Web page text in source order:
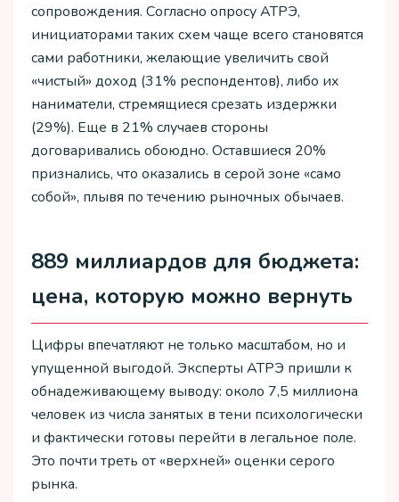
сопровождения. Согласно опросу АТРЭ,
инициаторами таких схем чаще всего становятся
сами работники, желающие увеличить свой
«чистый» доход (31% респондентов), либо их
наниматели, стремящиеся срезать издержки
(29%). Еще в 21% случаев стороны
договаривались обоюдно. Оставшиеся 20%
признались, что оказались в серой зоне «само
собой», плывя по течению рыночных обычаев.
889 миллиардов для бюджета:
цена, которую можно вернуть
Цифры впечатляют не только масштабом, но и
упущенной выгодой. Эксперты АТРЭ пришли к
обнадеживающему выводу: около 7,5 миллиона
человек из числа занятых в тени психологически
и фактически готовы перейти в легальное поле.
Это почти треть от «верхней» оценки серого
рынка.